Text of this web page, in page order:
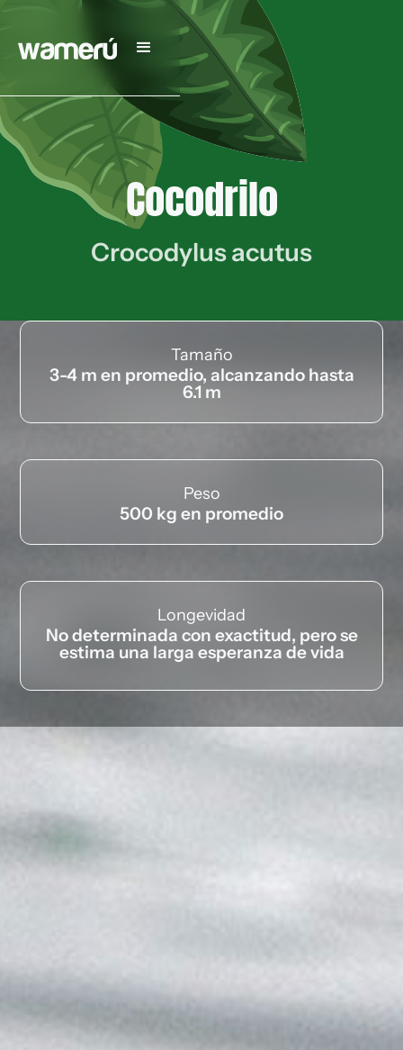
Cocodrilo
Crocodylus acutus
Tamaño
3-4 m en promedio, alcanzando hasta
6.1 m
Peso
500 kg en promedio
Longevidad
No determinada con exactitud, pero se
estima una larga esperanza de vida